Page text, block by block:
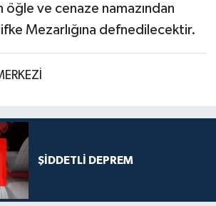
öğle ve cenaze namazından
Mezarlığına defnedilecektir.
ŞİDDETLİ DEPREM